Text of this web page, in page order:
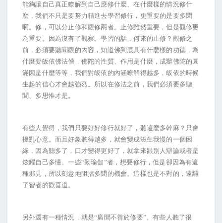
能夠讓自己真正瞭解到自己應修什麼、在什麼樣的情況修什
麼，我們不只是要努力精進去學習修行，更重要的是要多聞
啊。修，可以分止修和觀修兩者。止修雖然重要，但是觀修更
為重要。因為沒有了觀察、學習的話，何來的止修？觀修之
前，必須要聽聞觀的內容，知道佛到底具有什麼樣的功德，為
什麼要皈依佛法僧，佛陀的性質、作用是什麼，成辦佛陀的圓
滿因是什麼等等，我們對皈依的內涵瞭解得越多，皈依的時候
生起的信心才會越強烈。所以在修法之前，我們必須要多聽
聞、多思惟才是。
有些人覺得，我們只要好好修行就好了，聽這麼多幹麻？只會
擾亂心意。而且好象聽得越多，就會變成滋生我慢的一個因
緣，因為聽多了，口才變得更好了，就拿來跟別人辯論或者是
炫耀自己多懂。一些“勤瑜伽”者，想要修行，但是卻因為有這
種邪見，所以刻意地阻擋多聞的機會。這樣也是不對的，遠離
了智者的歡喜道。
另外還有一種情況，就是“廣聞不善於修要”。有些人聽了很